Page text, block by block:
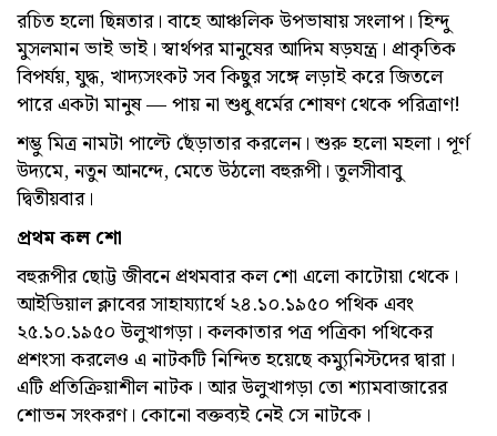
রচিত হলো ছিন্নতার। বাহে আঞ্চলিক উপভাষায় সংলাপ। হিন্দু
মুসলমান ভাই ভাই। স্বার্থপর মানুষের আদিম ষড়যন্ত্র। প্রাকৃতিক
বিপর্যয়, যুদ্ধ, খাদ্যসংকট সব কিছুর সঙ্গে লড়াই করে জিতলে
পারে একটা মানুষ — পায় না শুধু ধর্মের শোষণ থেকে পরিত্রাণ!
শম্ভু মিত্র নামটা পাল্টে ছেঁড়াতার করলেন। শুরু হলো মহলা। পূর্ণ
উদ্যমে, নতুন আনন্দে, মেতে উঠলো বহুরূপী। তুলসীবাবু
দ্বিতীয়বার।
প্রথম কল শো
বহুরূপীর ছোট্ট জীবনে প্রথমবার কল শো এলো কাটোয়া থেকে।
আইডিয়াল ক্লাবের সাহায্যার্থে ২৪.১০.১৯৫০ পথিক এবং
২৫.১০.১৯৫০ উলুখাগড়া। কলকাতার পত্র পত্রিকা পথিকের
প্রশংসা করলেও এ নাটকটি নিন্দিত হয়েছে কম্যুনিস্টদের দ্বারা।
এটি প্রতিক্রিয়াশীল নাটক। আর উলুখাগড়া তো শ্যামবাজারের
শোভন সংকরণ। কোনো বক্তব্য‌ই নেই সে নাটকে।